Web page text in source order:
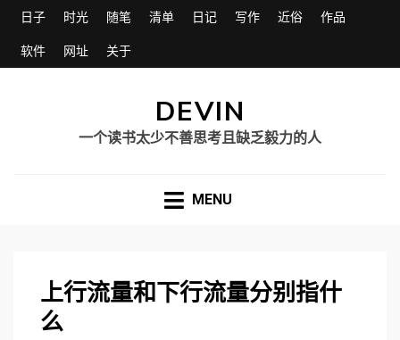
日子 时光 随笔 清单 日记 写作 近俗 作品
软件 网址 关于
DEVIN
一个读书太少不善思考且缺乏毅力的人
MENU
上行流量和下行流量分别指什
么